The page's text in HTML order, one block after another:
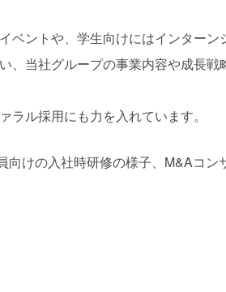
ベントや、学生向けにはインターン
、当社グループの事業内容や成長戦
ル採用にも力を入れています。
向けの入社時研修の様子、M&Aコン